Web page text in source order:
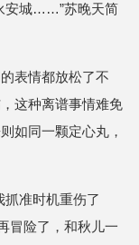
安城……”苏晚天简
表情都放松了不
这种离谱事情难免
如同一颗定心丸，
准时机重伤了
冒险了，和秋儿一